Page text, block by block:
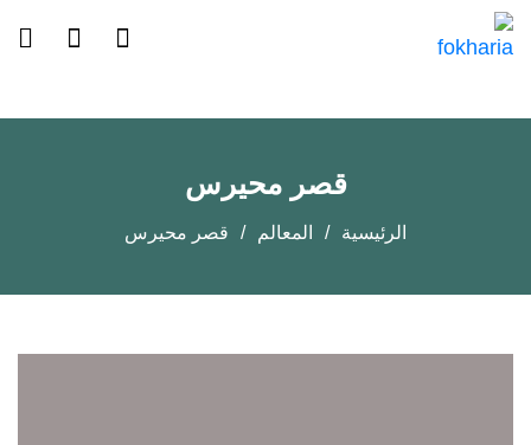
قصر محيرس
الرئيسية المعالم قصر محيرس